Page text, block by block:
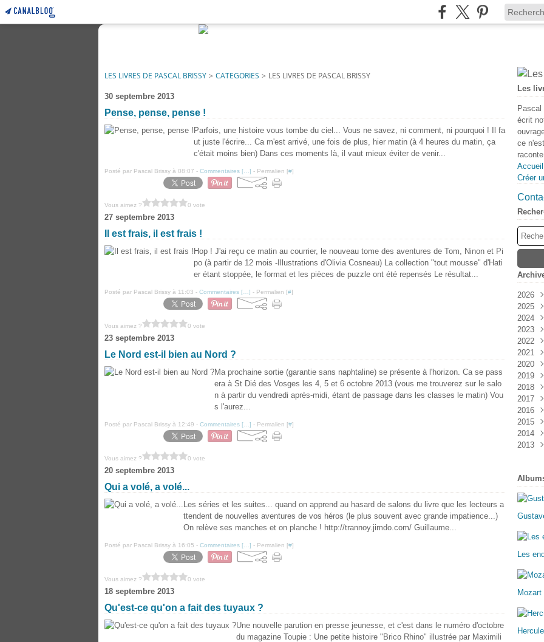
LES LIVRES DE PASCAL BRISSY > CATEGORIES > LES LIVRES DE PASCAL BRISSY
30 septembre 2013
Pense, pense, pense !
Parfois, une histoire vous tombe du ciel... Vous ne savez, ni comment, ni pourquoi ! Il fa
ut juste l'écrire... Ca m'est arrivé, une fois de plus, hier matin (à 4 heures du matin, ça
c'était moins bien) Dans ces moments là, il vaut mieux éviter de venir...
Posté par Pascal Brissy à 08:07 - Commentaires [ ] - Permalien [#]
Vous aimez ? 0 vote
27 septembre 2013
Il est frais, il est frais !
Hop ! J'ai reçu ce matin au courrier, le nouveau tome des aventures de Tom, Ninon et Pi
po (à partir de 12 mois -Illustrations d'Olivia Cosneau) La collection "tout mousse" d'Hati
er étant stoppée, le format et les pièces de puzzle ont été repensés Le résultat...
Posté par Pascal Brissy à 11:03 - Commentaires [ ] - Permalien [#]
Vous aimez ? 0 vote
23 septembre 2013
Le Nord est-il bien au Nord ?
Ma prochaine sortie (garantie sans naphtaline) se présente à l'horizon. Ca se pass
era à St Dié des Vosges les 4, 5 et 6 octobre 2013 (vous me trouverez sur le salo
n à partir du vendredi après-midi, étant de passage dans les classes le matin) Vou
s l'aurez...
Posté par Pascal Brissy à 12:49 - Commentaires [ ] - Permalien [#]
Vous aimez ? 0 vote
20 septembre 2013
Qui a volé, a volé...
Les séries et les suites... quand on apprend au hasard de salons du livre que les lecteurs a
ttendent de nouvelles aventures de vos héros (le plus souvent avec grande impatience...)
On relève ses manches et on planche ! http://trannoy.jimdo.com/ Guillaume...
Posté par Pascal Brissy à 16:05 - Commentaires [ ] - Permalien [#]
Vous aimez ? 0 vote
18 septembre 2013
Qu'est-ce qu'on a fait des tuyaux ?
Une nouvelle parution en presse jeunesse, et c'est dans le numéro d'octobre
du magazine Toupie : Une petite histoire "Brico Rhino" illustrée par Maximili
Les
Pascal
écrit
ce
Créer
2026
2025
Mai
2024
Juin
2023
2022
Août
Mai
Mars
2021
Août
2020
Mai
2019
Août
Juin
Avril
Mars
2018
Juin
Avril
2017
Août
2016
Août
Juin
2015
2014
Mai
2013
Mai
Les
Mozart
Hercule